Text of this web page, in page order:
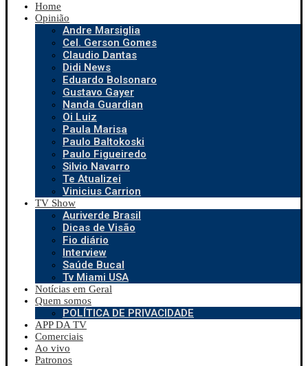
Home
Opinião
Andre Marsiglia
Cel. Gerson Gomes
Claudio Dantas
Didi News
Eduardo Bolsonaro
Gustavo Gayer
Nanda Guardian
Oi Luiz
Paula Marisa
Paulo Baltokoski
Paulo Figueiredo
Silvio Navarro
Te Atualizei
Vinicius Carrion
TV Show
Auriverde Brasil
Dicas de Visão
Fio diário
Interview
Saúde Bucal
Tv Miami USA
Notícias em Geral
Quem somos
POLÍTICA DE PRIVACIDADE
APP DA TV
Comerciais
Ao vivo
Patronos